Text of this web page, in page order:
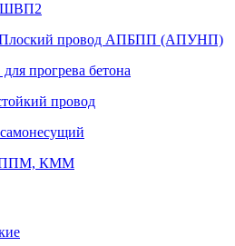
провод АПБПП (АПУНП)
прогрева бетона
провод
КММ